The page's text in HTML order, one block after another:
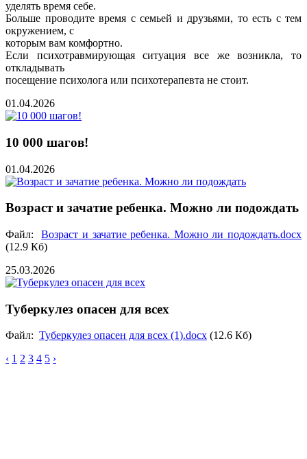
уделять время себе.
Больше проводите время с семьей и друзьями, то есть с тем
окружением, с
которым вам комфортно.
Если психотравмирующая ситуация все же возникла, то
откладывать
посещение психолога или психотерапевта не стоит.
01.04.2026
10 000 шагов!
01.04.2026
Возраст и зачатие ребенка. Можно ли подождать
Файл:Возраст и зачатие ребенка. Можно ли подождать.docx
(12.9 Кб)
25.03.2026
Туберкулез опасен для всех
Файл: Туберкулез опасен для всех (1).docx (12.6 Кб)
‹ 1 2 3 4 5 ›